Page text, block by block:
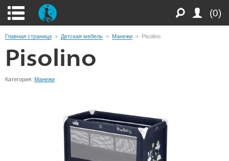
(0)
Главная страница > Детская мебель > Манежи > Pisolino
Pisolino
Категория: Манежи